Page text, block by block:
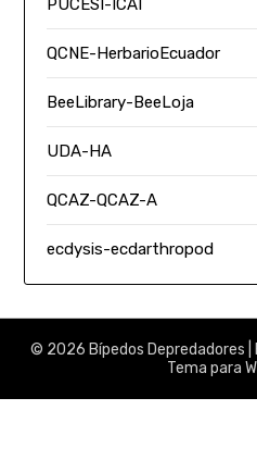
PUCESI-ICAI
QCNE-HerbarioEcuador
BeeLibrary-BeeLoja
UDA-HA
QCAZ-QCAZ-A
ecdysis-ecdarthropod
© 2026 Bípedos Depredadores
Tema para